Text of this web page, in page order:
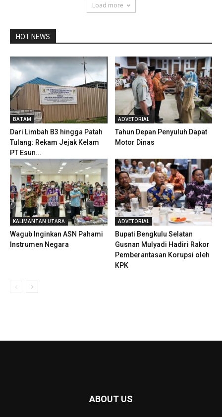
Load more
HOT NEWS
BATAM
Dari Limbah B3 hingga Patah
Tulang: Rekam Jejak Kelam
PT Esun...
ADVETORIAL
Tahun Depan Penyuluh Dapat
Motor Dinas
KALIMANTAN UTARA
Wagub Inginkan ASN Pahami
Instrumen Negara
ADVETORIAL
Bupati Bengkulu Selatan
Gusnan Mulyadi Hadiri Rakor
Pemberantasan Korupsi oleh
KPK
ABOUT US